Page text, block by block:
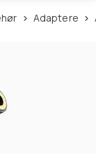
Adaptere